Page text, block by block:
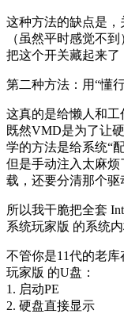
这种方法的缺点是
（虽然平时感觉不
把这个开关藏起来了
第二种方法：用“懂
这真的是给懒人和工
既然VMD是为了让
学的方法是给系统“
但是手动注入太麻烦
载，还要分清那个驱
所以我干脆把全套
系统玩家版 的系统内
不管你是11代的老
玩家版 的U盘：
1. 启动PE
2. 硬盘直接显示